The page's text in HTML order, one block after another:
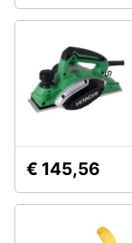
€ 145,56